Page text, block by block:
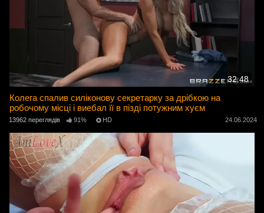
32:48
Колега спалив силіконову секретарку за дрібкою на
робочому місці і виебал її в пізді потужним хуєм
13962 переглядів 91% HD 24.06.2024